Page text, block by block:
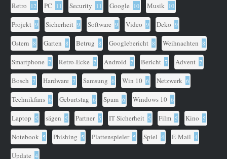
Retro 12 PC 11 Security 11 Google 10 Musik 10
Projekt 9 Sicherheit 9 Software 9 Video 9 Deko 9
Ostern 8 Garten 8 Betrug 8 Googlebericht 8 Weihnachten 8
Smartphone 7 Retro-Ecke 7 Android 7 Bericht 7 Advent 7
Bosch 7 Hardware 7 Samsung 6 Win 10 6 Netzwerk 6
Technikfans 6 Geburtstag 6 Spam 6 Windows 10 6
Laptop 5 sägen 5 Partner 5 IT Sicherheit 5 Film 5 Kino 5
Notebook 5 Phishing 5 Plattenspieler 5 Spiel 4 E-Mail 4
Update 4